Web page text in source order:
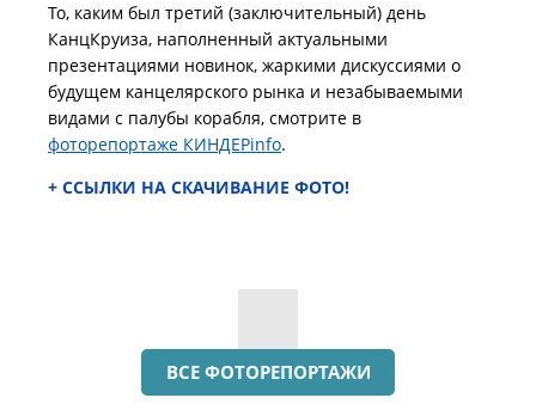
То, каким был третий (заключительный) день
КанцКруиза, наполненный актуальными
презентациями новинок, жаркими дискуссиями о
будущем канцелярского рынка и незабываемыми
видами с палубы корабля, смотрите в
фоторепортаже КИНДЕРinfo.
+ ССЫЛКИ НА СКАЧИВАНИЕ ФОТО!
ВСЕ ФОТОРЕПОРТАЖИ